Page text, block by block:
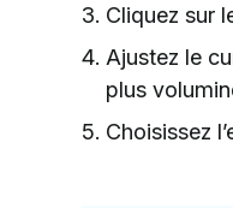
Cliquez sur
Ajustez le
plus
Choisissez